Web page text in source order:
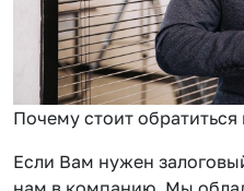
Почему стоит обратиться
Если Вам нужен